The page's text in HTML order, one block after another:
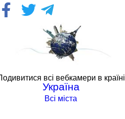
всі вебкамери в країні
Україна
Всі міста